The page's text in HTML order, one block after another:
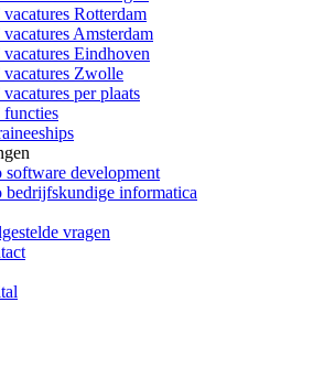
Rotterdam
Amsterdam
Eindhoven
Zwolle
per plaats
software development
bedrijfskundige informatica
vragen